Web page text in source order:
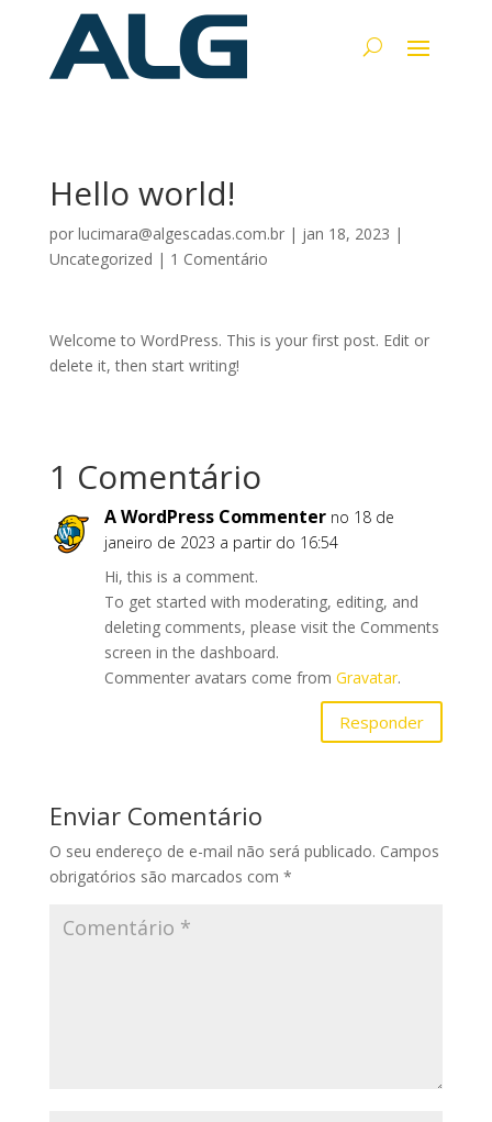
Hello world!
por lucimara@algescadas.com.br| jan 18, 2023 |
Uncategorized | 1 Comentário
Welcome to WordPress. This is your first post. Edit or
delete it, then start writing!
1 Comentário
A WordPress Commenter no 18 de
janeiro de 2023 a partir do 16:54
Hi, this is a comment.
To get started with moderating, editing, and
deleting comments, please visit the Comments
screen in the dashboard.
Commenter avatars come from Gravatar.
Responder
Enviar Comentário
O seu endereço de e-mail não será publicado. Campos
obrigatórios são marcados com *